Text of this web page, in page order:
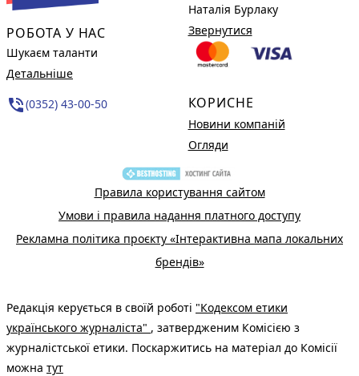
РОБОТА У НАС
Шукаєм таланти
Детальніше
phone_in_talk(0352) 43-00-50
Наталія Бурлаку
Звернутися
КОРИСНЕ
Новини компаній
Огляди
Правила користування сайтом
Умови і правила надання платного доступу
Рекламна політика проєкту «Інтерактивна мапа локальних
брендів»
Редакція керується в своїй роботі "Кодексом етики
українського журналіста" , затвердженим Комісією з
журналістської етики. Поскаржитись на матеріал до Комісії
можна тут